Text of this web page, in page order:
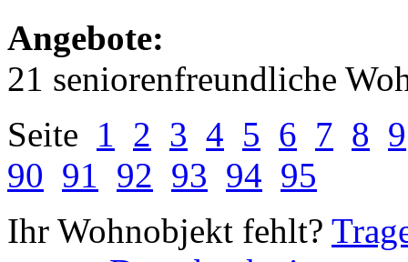
Angebote:
21 seniorenfreundliche
Seite 1 2 3 4 5 6 7 8 9
90 91 92 93 94 95
Ihr Wohnobjekt fehlt?